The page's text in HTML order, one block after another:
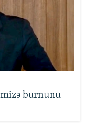
burnunu